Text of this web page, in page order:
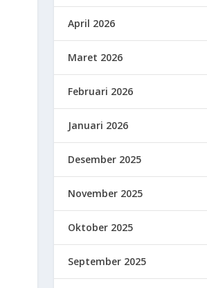
April 2026
Maret 2026
Februari 2026
Januari 2026
Desember 2025
November 2025
Oktober 2025
September 2025